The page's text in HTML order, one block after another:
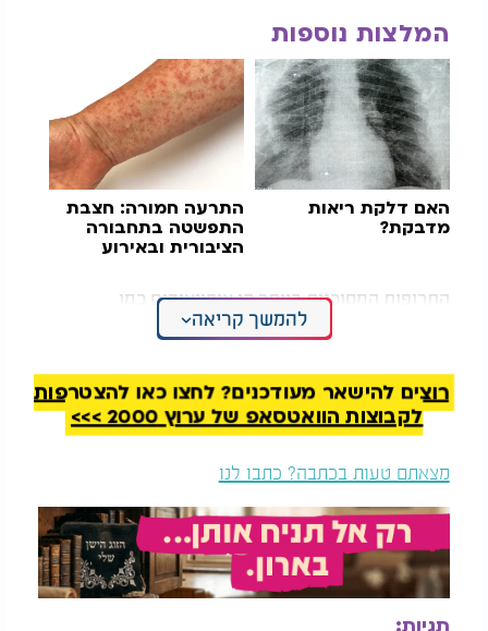
המלצות נוספות
האם דלקת ריאות
מדבקת?
התרעה חמורה: חצבת
התפשטה בתחבורה
הציבורית ובאירוע
התרופות המסוכנות ביותר הן אופיואידים כמו
אוקסיקודון, מורפין, פנטניל ופרקוסט, שמשפיעים על
קולטני כאב והנאה במוח. הסימנים להתמכרות כוללים
צורך להעלות מינון, עיסוק מתמיד במדכאי הכאב, חשש
שתרופות ייגמרו, התרחקות מחברים, עצבנות ושינויים
בהתנהגות.
שימוש ממושך עלול לגרום לנזקים בריאותיים חמורים:
פגיעה במערכת הנשימה, עייפות קיצונית, ירידה בריכוז
וסיכון מוגבר למנת יתר, במיוחד בשילוב עם אלכוהול או
תרופות הרגעה. גמילה עצמאית קשה מאוד כי תסמיני
הגמילה כוללים כאבים חזקים, הזעה, רעידות, חרדה,
נדודי שינה ובחילות, וגם כמיהה נפשית חזקה לחומר.
להמשך קריאה
רוצים להישאר מעודכנים? לחצו כאן להצטרפות
לקבוצות הוואטסאפ של ערוץ 2000 >>>
מצאתם טעות בכתבה? כתבו לנו
תגיות: